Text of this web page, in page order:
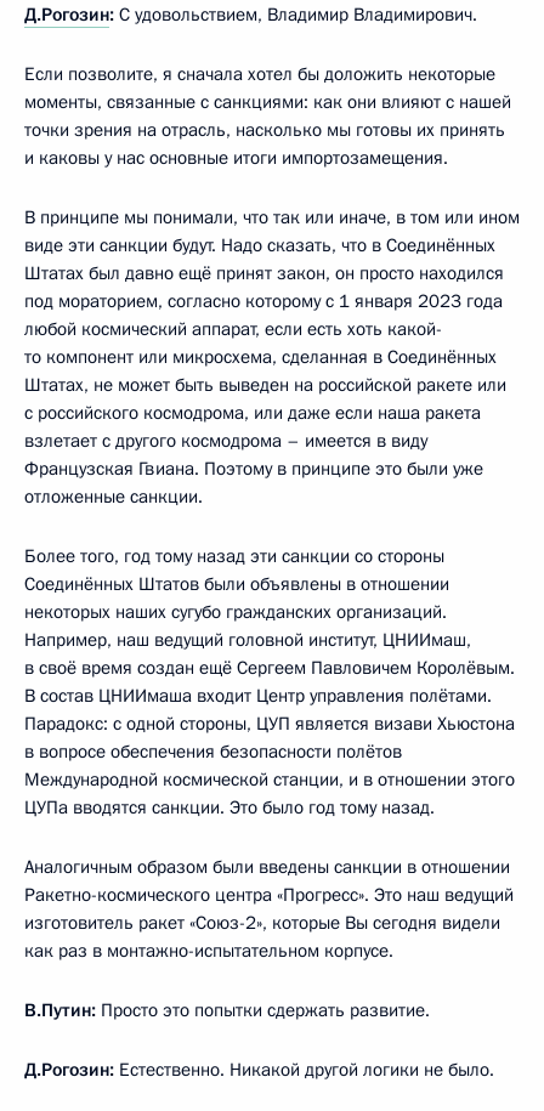
Д.Рогозин: С удовольствием, Владимир Владимирович.
Если позволите, я сначала хотел бы доложить некоторые
моменты, связанные с санкциями: как они влияют с нашей
точки зрения на отрасль, насколько мы готовы их принять
и каковы у нас основные итоги импортозамещения.
В принципе мы понимали, что так или иначе, в том или ином
виде эти санкции будут. Надо сказать, что в Соединённых
Штатах был давно ещё принят закон, он просто находился
под мораторием, согласно которому с 1 января 2023 года
любой космический аппарат, если есть хоть какой-
то компонент или микросхема, сделанная в Соединённых
Штатах, не может быть выведен на российской ракете или
с российского космодрома, или даже если наша ракета
взлетает с другого космодрома – имеется в виду
Французская Гвиана. Поэтому в принципе это были уже
отложенные санкции.
Более того, год тому назад эти санкции со стороны
Соединённых Штатов были объявлены в отношении
некоторых наших сугубо гражданских организаций.
Например, наш ведущий головной институт, ЦНИИмаш,
в своё время создан ещё Сергеем Павловичем Королёвым.
В состав ЦНИИмаша входит Центр управления полётами.
Парадокс: с одной стороны, ЦУП является визави Хьюстона
в вопросе обеспечения безопасности полётов
Международной космической станции, и в отношении этого
ЦУПа вводятся санкции. Это было год тому назад.
Аналогичным образом были введены санкции в отношении
Ракетно-космического центра «Прогресс». Это наш ведущий
изготовитель ракет «Союз-2», которые Вы сегодня видели
как раз в монтажно-испытательном корпусе.
В.Путин: Просто это попытки сдержать развитие.
Д.Рогозин: Естественно. Никакой другой логики не было.